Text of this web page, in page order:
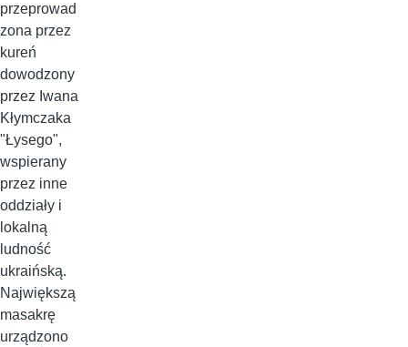
przeprowad
zona przez
kureń
dowodzony
przez Iwana
Kłymczaka
"Łysego",
wspierany
przez inne
oddziały i
lokalną
ludność
ukraińską.
Największą
masakrę
urządzono